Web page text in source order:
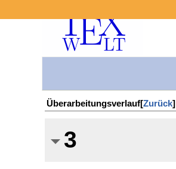
Überarbeitungsverlauf[Zurück]
3